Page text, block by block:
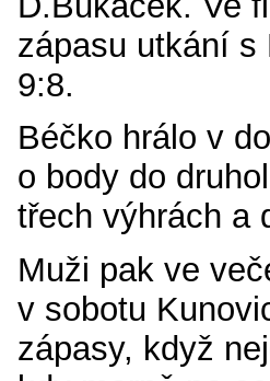
zápasu utkání s
9:8.
Béčko hrálo v
o body do
třech výhrách a
Muži pak ve
v sobotu
zápasy, když